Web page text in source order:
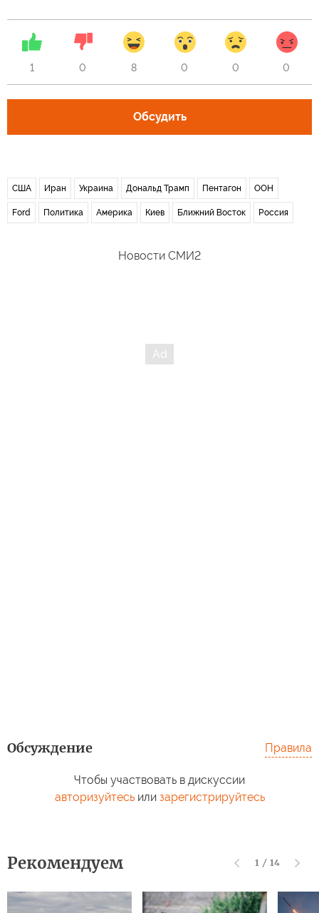
1 0 8 0 0 0
Обсудить
США Иран Украина Дональд Трамп Пентагон ООН
Ford Политика Америка Киев Ближний Восток Россия
Новости СМИ2
Обсуждение Правила
Чтобы участвовать в дискуссии
авторизуйтесьили зарегистрируйтесь
Рекомендуем 1 / 14